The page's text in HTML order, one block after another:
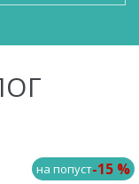
на попуст-15 %